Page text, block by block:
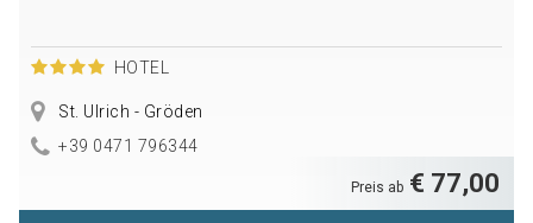
HOTEL
St. Ulrich - Gröden
+39 0471 796344
Preis ab € 77,00